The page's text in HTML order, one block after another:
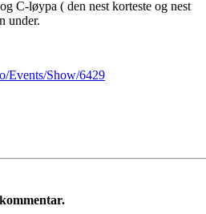
C-løypa ( den nest korteste og nest
under.
Events/Show/6429